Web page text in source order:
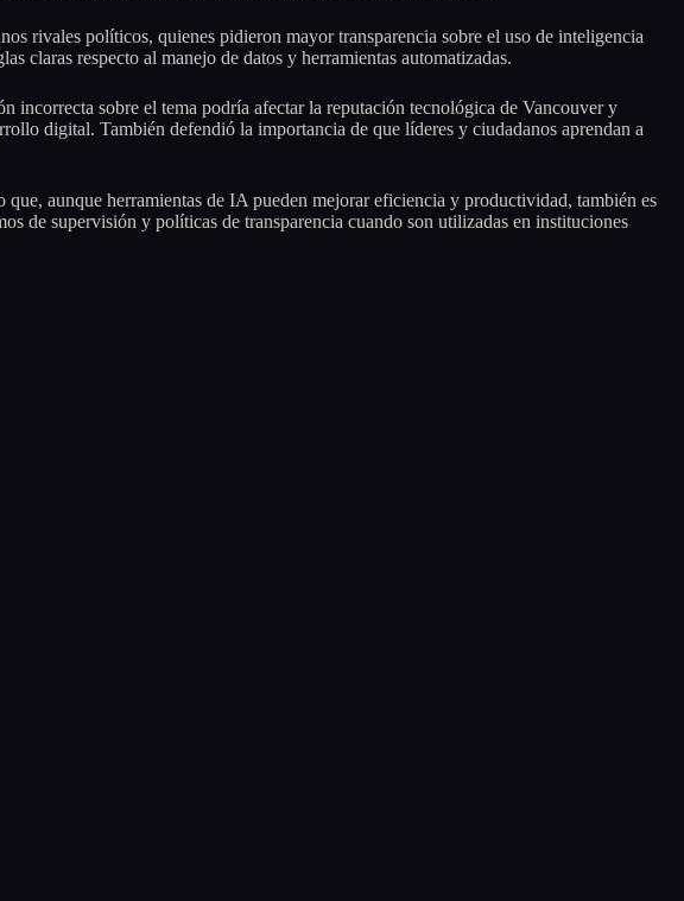
rivales políticos, quienes pidieron mayor transparencia sobre el uso de inteligencia
claras respecto al manejo de datos y herramientas automatizadas.
incorrecta sobre el tema podría afectar la reputación tecnológica de Vancouver y
digital. También defendió la importancia de que líderes y ciudadanos aprendan a
que, aunque herramientas de IA pueden mejorar eficiencia y productividad, también es
de supervisión y políticas de transparencia cuando son utilizadas en instituciones